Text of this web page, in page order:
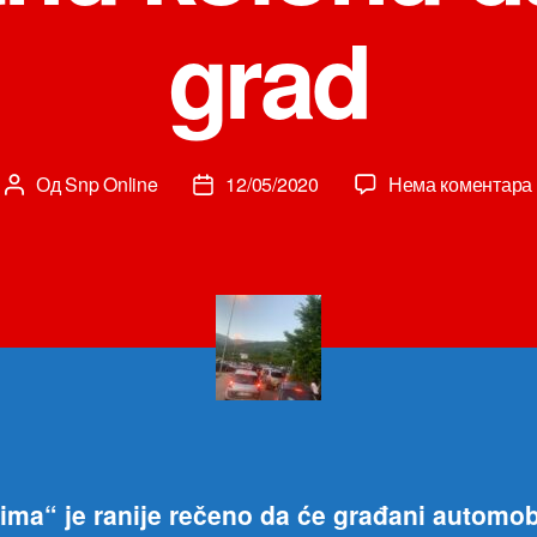
grad
Аутор
ОдSnp Online
Датум
12/05/2020 Нема коментара
je ranije rečeno da će građani